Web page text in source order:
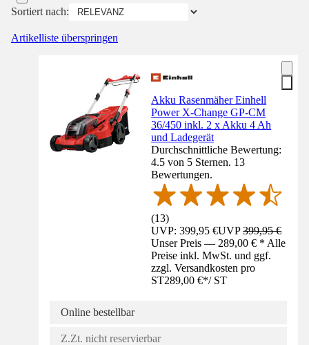
Sortiert nach:
Artikelliste überspringen
Akku Rasenmäher Einhell
Power X-Change GP-CM
36/450 inkl. 2 x Akku 4 Ah
und Ladegerät
Durchschnittliche Bewertung:
4.5 von 5 Sternen. 13
Bewertungen.
(13)
UVP: 399,95 €UVP399,95 €
Unser Preis — 289,00 € * Alle
Preise inkl. MwSt. und ggf.
zzgl. Versandkosten pro
ST289,00 €*/ ST
Online bestellbar
Z.Zt. nicht reservierbar